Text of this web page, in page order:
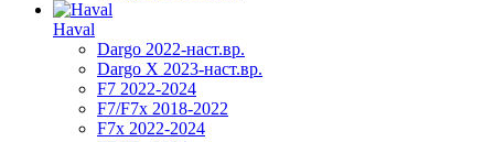
Haval
Dargo 2022-наст.вр.
Dargo X 2023-наст.вр.
F7 2022-2024
F7/F7x 2018-2022
F7x 2022-2024